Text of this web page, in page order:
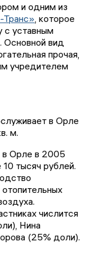
и одним из
, которое
с уставным
Основной вид
прочая,
учредителем
в Орле
м.
в Орле в 2005
тысяч рублей.
числится
Нина
(25% доли).